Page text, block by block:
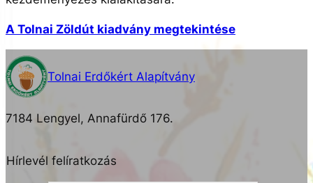
A Tolnai Zöldút kiadvány megtekintése
Tolnai Erdőkért Alapítvány
7184 Lengyel, Annafürdő 176.
Hírlevél felíratkozás